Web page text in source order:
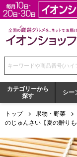
全国の厳選グルメを
検索キーワードまたは商
カテゴリーから
探す
シー
トップ 果物・野菜
のじゅんさい【夏の贈りも
秋田芝生 秋田県三種